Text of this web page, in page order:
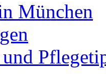
München